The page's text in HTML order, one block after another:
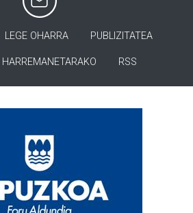
LEGE OHARRA PUBLIZITATEA
HARREMANETARAKO RSS